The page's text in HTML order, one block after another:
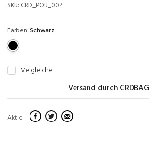
SKU: CRD_POU_002
Farben:Schwarz
Vergleiche
Versand durch CRDBAG
Aktie